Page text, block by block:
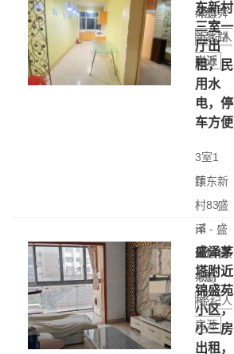
4层)
经纪人
房源
泽镇舜
新北路
附近
东新村
三室一
厅出
租，民
用水
电，停
车方便
3室1
厅
|
83
㎡
|
高层(共
4层)
经纪人
房源
镇东新
村
盛
泽 - 盛
泽镇镇
东新
村
盛泽茅
塔附近
锦盛苑
小区，
小三房
出租，